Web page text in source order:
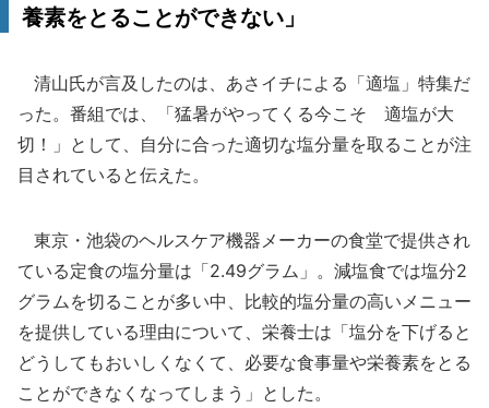
養素をとることができない」
清山氏が言及したのは、あさイチによる「適塩」特集だ
った。番組では、「猛暑がやってくる今こそ 適塩が大
切！」として、自分に合った適切な塩分量を取ることが注
目されていると伝えた。
東京・池袋のヘルスケア機器メーカーの食堂で提供され
ている定食の塩分量は「2.49グラム」。減塩食では塩分2
グラムを切ることが多い中、比較的塩分量の高いメニュー
を提供している理由について、栄養士は「塩分を下げると
どうしてもおいしくなくて、必要な食事量や栄養素をとる
ことができなくなってしまう」とした。